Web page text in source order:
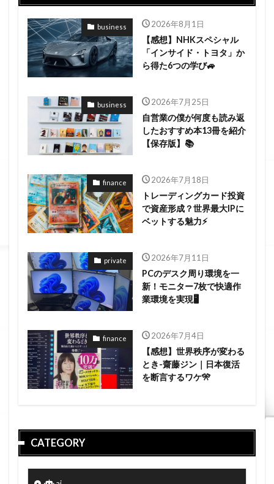
business 2026年8月1日
【感想】NHKスペシャル
「インサイド・トヨタ」か
ら得た6つの学び🚙
business 2026年7月25日
自営業の僕が何度も読み返
したおすすめ本13冊を紹介
【保存版】📚
finance 2026年7月18日
トレーディングカード投資
で資産形成？世界最大IPに
ベットする魅力⚡
private 2026年7月11日
PCのデスク周り環境を一
新！モニター7枚で快適作
業環境を実現🖥️
finance 2026年7月4日
【感想】世界秩序が変わる
とき-齋藤ジン｜日本復活
を断言するワケ🎌
CATEGORY